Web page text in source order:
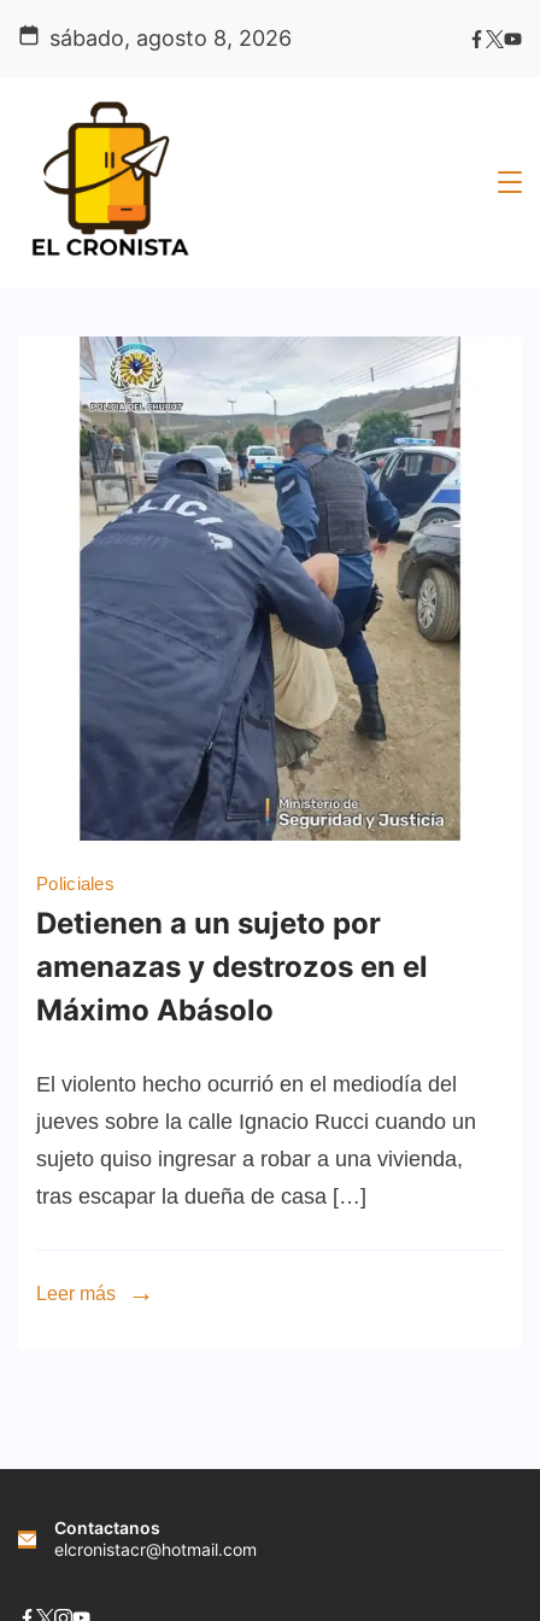
sábado, agosto 8, 2026
Policiales
Detienen a un sujeto por
amenazas y destrozos en el
Máximo Abásolo
El violento hecho ocurrió en el mediodía del
jueves sobre la calle Ignacio Rucci cuando un
sujeto quiso ingresar a robar a una vivienda,
tras escapar la dueña de casa […]
Leer más
Contactanos
elcronistacr@hotmail.com